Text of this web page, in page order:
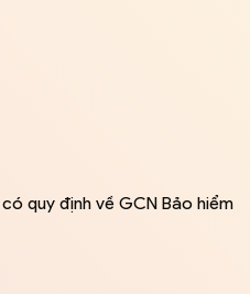
quy định về GCN Bảo hiểm